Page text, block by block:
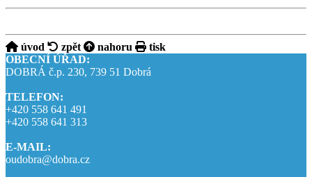
úvod zpět nahoru
tisk
OBECNÍ ÚŘAD:
DOBRÁ č.p. 230, 739 51 Dobrá
TELEFON:
+420 558 641 491
+420 558 641 313
E-MAIL:
oudobra@dobra.cz